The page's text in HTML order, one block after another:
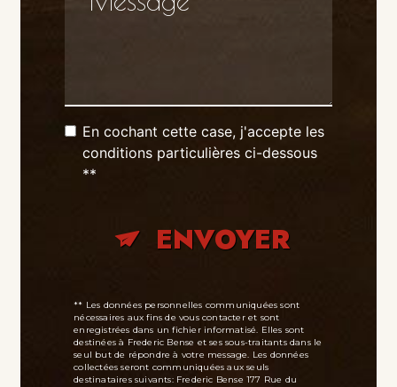
En cochant cette case, j'accepte les
conditions particulières ci-dessous
**
ENVOYER
** Les données personnelles communiquées sont
nécessaires aux fins de vous contacter et sont
enregistrées dans un fichier informatisé. Elles sont
destinées à Frederic Bense et ses sous-traitants dans le
seul but de répondre à votre message. Les données
collectées seront communiquées aux seuls
destinataires suivants: Frederic Bense 177 Rue du